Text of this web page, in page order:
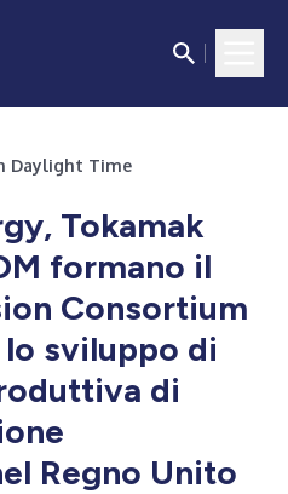
Daylight Time
Tokamak
formano il
Consortium
sviluppo di
di
Regno Unito